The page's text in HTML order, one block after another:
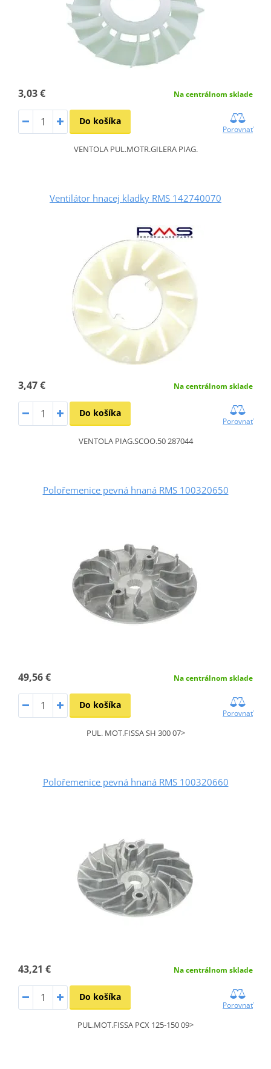
3,03 € Na centrálnom sklade
Do košíka
Porovnať
VENTOLA PUL.MOTR.GILERA PIAG.
Ventilátor hnacej kladky RMS 142740070
3,47 € Na centrálnom sklade
Do košíka
Porovnať
VENTOLA PIAG.SCOO.50 287044
Polořemenice pevná hnaná RMS 100320650
49,56 € Na centrálnom sklade
Do košíka
Porovnať
PUL. MOT.FISSA SH 300 07>
Polořemenice pevná hnaná RMS 100320660
43,21 € Na centrálnom sklade
Do košíka
Porovnať
PUL.MOT.FISSA PCX 125-150 09>